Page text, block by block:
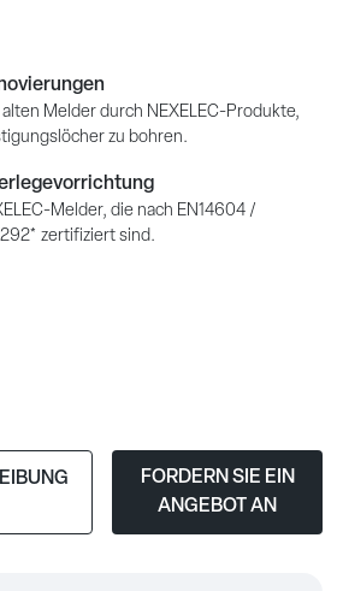
Melder durch NEXELEC-Produkte,
zu bohren.
Melder, die nach EN14604 /
zertifiziert sind.
FORDERN SIE EIN
ANGEBOT AN